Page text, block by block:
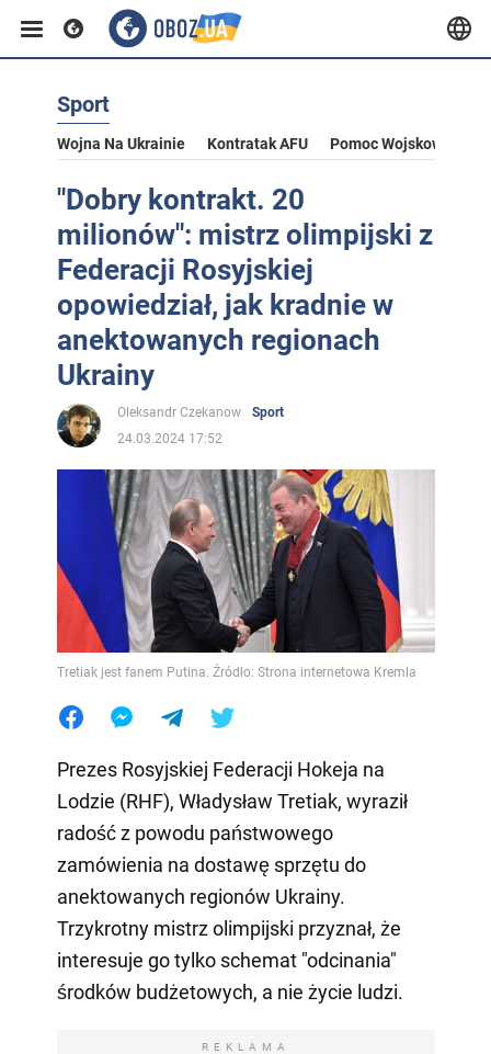
Sport
Wojna Na Ukrainie Kontratak AFU Pomoc Wojskowa Dla
"Dobry kontrakt. 20
milionów": mistrz olimpijski z
Federacji Rosyjskiej
opowiedział, jak kradnie w
anektowanych regionach
Ukrainy
Oleksandr Czekanow
Sport
24.03.2024 17:52
Tretiak jest fanem Putina. Źródło: Strona internetowa Kremla
Prezes Rosyjskiej Federacji Hokeja na
Lodzie (RHF), Władysław Tretiak, wyraził
radość z powodu państwowego
zamówienia na dostawę sprzętu do
anektowanych regionów Ukrainy.
Trzykrotny mistrz olimpijski przyznał, że
interesuje go tylko schemat "odcinania"
środków budżetowych, a nie życie ludzi.
REKLAMA